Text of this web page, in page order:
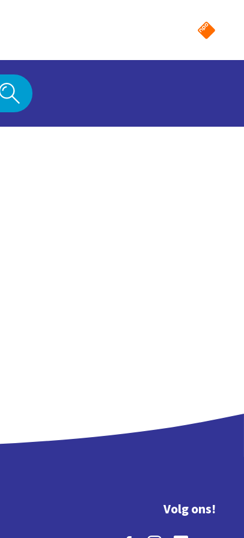
Volg ons!